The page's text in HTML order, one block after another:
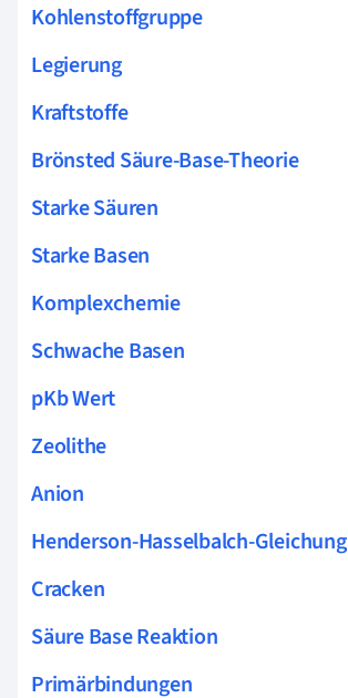
Kohlenstoffgruppe
Legierung
Kraftstoffe
Brönsted Säure-Base-Theorie
Starke Säuren
Starke Basen
Komplexchemie
Schwache Basen
pKb Wert
Zeolithe
Anion
Henderson-Hasselbalch-Gleichung
Cracken
Säure Base Reaktion
Primärbindungen